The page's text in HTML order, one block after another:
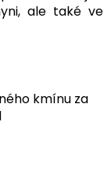
ale také ve
kmínu za